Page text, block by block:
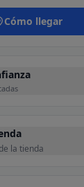
Cómo llegar
la tienda